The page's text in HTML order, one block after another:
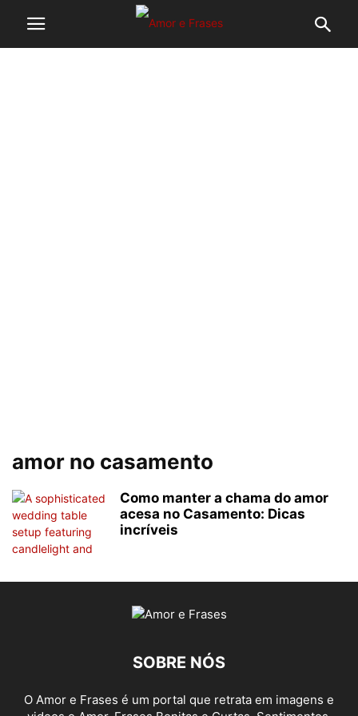
amor no casamento
Como manter a chama do amor
acesa no Casamento: Dicas
incríveis
SOBRE NÓS
O Amor e Frases é um portal que retrata em imagens e